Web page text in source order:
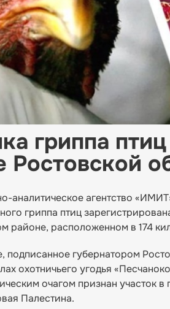
гриппа
Ростовской
аналитическое агентство
гриппа птиц
районе, расположенном в 174
подписанное губернатором
охотничьего угодья
очагом признан участок
Палестина.